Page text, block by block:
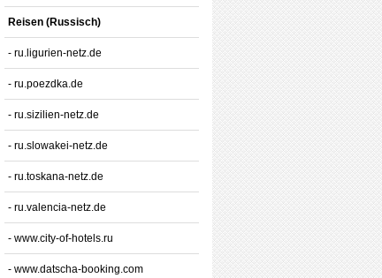
Reisen (Russisch)
- ru.ligurien-netz.de
- ru.poezdka.de
- ru.sizilien-netz.de
- ru.slowakei-netz.de
- ru.toskana-netz.de
- ru.valencia-netz.de
- www.city-of-hotels.ru
- www.datscha-booking.com